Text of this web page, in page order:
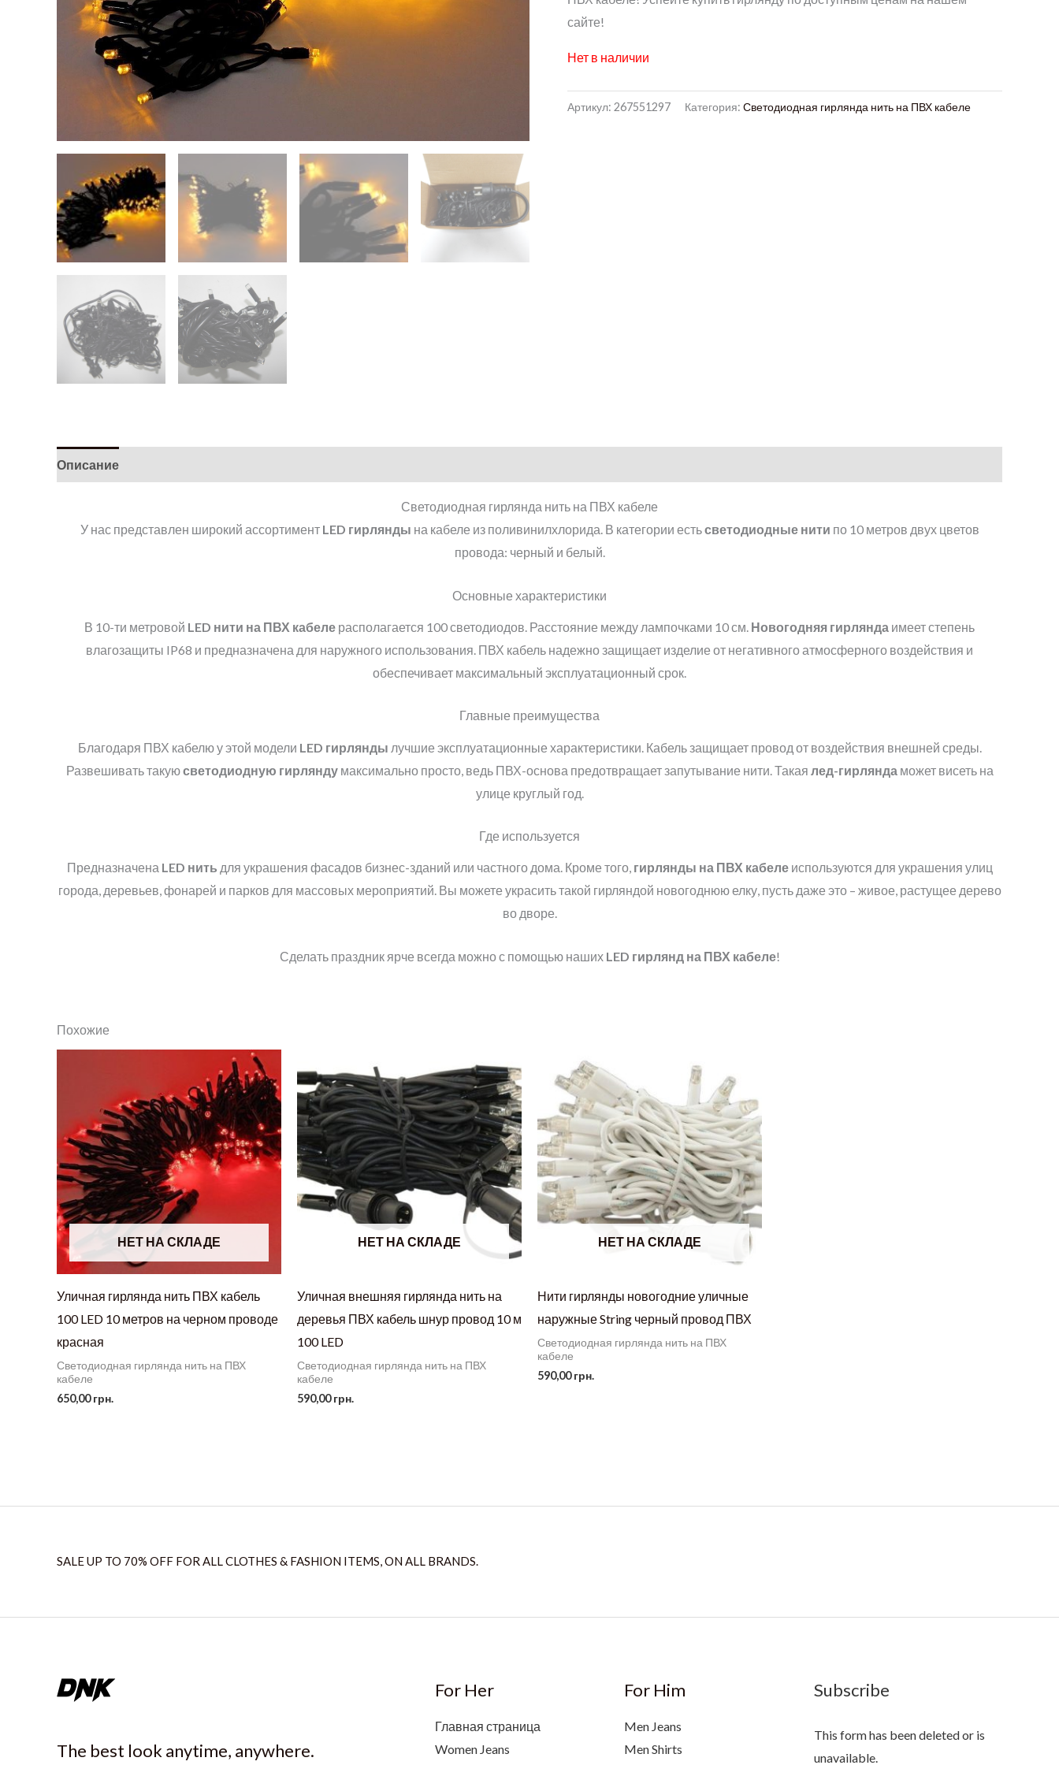
сайте!
Нет в наличии
Артикул: 267551297 Категория: Светодиодная гирлянда нить на ПВХ кабеле
Описание
Светодиодная гирлянда нить на ПВХ кабеле
У нас представлен широкий ассортимент LED гирлянды на кабеле из поливинилхлорида. В категории естьсветодиодные нити по 10 метров двух цветов
провода: черный и белый.
Основные характеристики
В 10-ти метровой LED нити на ПВХ кабеле располагается 100 светодиодов. Расстояние между лампочками 10 см. Новогодняя гирлянда имеет степень
влагозащиты IP68 и предназначена для наружного использования. ПВХ кабель надежно защищает изделие от негативного атмосферного воздействия и
обеспечивает максимальный эксплуатационный срок.
Главные преимущества
Благодаря ПВХ кабелю у этой модели LED гирлянды лучшие эксплуатационные характеристики. Кабель защищает провод от воздействия внешней среды.
Развешивать такуюсветодиодную гирляндумаксимально просто, ведь ПВХ-основа предотвращает запутывание нити. Такая лед-гирлянда может висеть на
улице круглый год.
Где используется
Предназначена LED нить для украшения фасадов бизнес-зданий или частного дома. Кроме того, гирлянды на ПВХ кабелеиспользуются для украшения улиц
города, деревьев, фонарей и парков для массовых мероприятий. Вы можете украсить такой гирляндой новогоднюю елку, пусть даже это – живое, растущее дерево
во дворе.
Сделать праздник ярче всегда можно с помощью наших LED гирлянд на ПВХ кабеле!
Похожие
НЕТ НА СКЛАДЕ
Уличная гирлянда нить ПВХ кабель
100 LED 10 метров на черном проводе
красная
Светодиодная гирлянда нить на ПВХ
кабеле
650,00грн.
НЕТ НА СКЛАДЕ
Уличная внешняя гирлянда нить на
деревья ПВХ кабель шнур провод 10 м
100 LED
Светодиодная гирлянда нить на ПВХ
кабеле
590,00грн.
НЕТ НА СКЛАДЕ
Нити гирлянды новогодние уличные
наружные String черный провод ПВХ
Светодиодная гирлянда нить на ПВХ
кабеле
590,00грн.
SALE UP TO 70% OFF FOR ALL CLOTHES & FASHION ITEMS, ON ALL BRANDS.
The best look anytime, anywhere.
For Her
Главная страница
Women Jeans
For Him
Men Jeans
Men Shirts
Subscribe
This form has been deleted or is
unavailable.